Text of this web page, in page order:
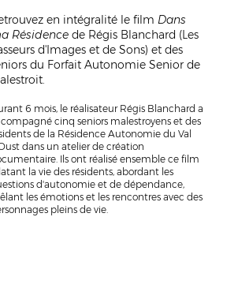
en intégralité le film Dans
Résidence de Régis Blanchard (Les
d'Images et de Sons) et des
du Forfait Autonomie Senior de
6 mois, le réalisateur Régis Blanchard a
cinq seniors malestroyens et des
de la Résidence Autonomie du Val
dans un atelier de création
Ils ont réalisé ensemble ce film
la vie des résidents, abordant les
d'autonomie et de dépendance,
les émotions et les rencontres avec des
pleins de vie.